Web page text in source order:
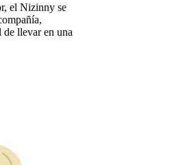
el Nizinny se
llevar en una